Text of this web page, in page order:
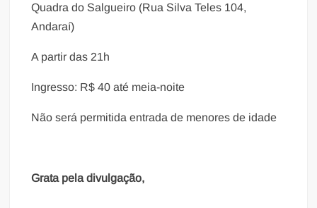
Quadra do Salgueiro (Rua Silva Teles 104,
Andaraí)
A partir das 21h
Ingresso: R$ 40 até meia-noite
Não será permitida entrada de menores de idade
Grata pela divulgação,